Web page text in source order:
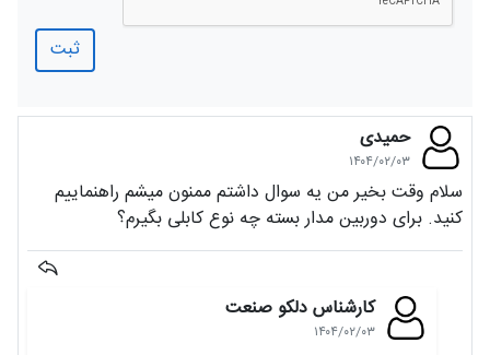
ثبت
حمیدی
۱۴۰۴/۰۲/۰۳
سلام وقت بخیر من یه سوال داشتم ممنون میشم راهنماییم
کنید. برای دوربین مدار بسته چه نوع کابلی بگیرم؟
کارشناس دلکو صنعت
۱۴۰۴/۰۲/۰۳